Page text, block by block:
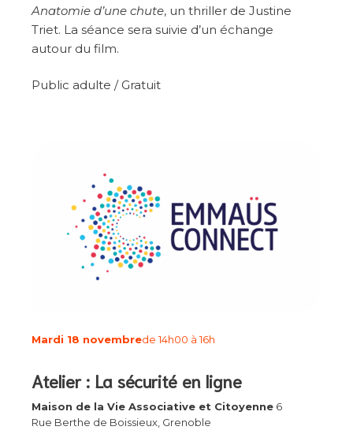
Anatomie d’une chute, un thriller de Justine
Triet. La séance sera suivie d’un échange
autour du film.
Public adulte / Gratuit
Mardi 18 novembrede 14h00 à 16h
Atelier : La sécurité en ligne
Maison de la Vie Associative et Citoyenne 6
Rue Berthe de Boissieux, Grenoble